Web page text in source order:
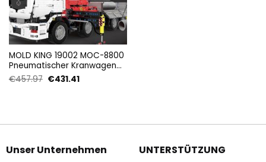
MOLD KING 19002 MOC-8800
Pneumatischer Kranwagen
mit 8239 Teilen
€457.97 Ursprünglicher
€431.41Aktueller
Unser Unternehmen
UNTERSTÜTZUNG